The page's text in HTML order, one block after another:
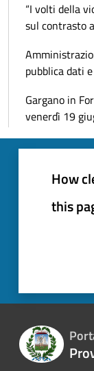
“I volti della
sul contrasto
pubblica dati
Gargano in
venerdì 19
How
this